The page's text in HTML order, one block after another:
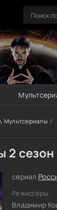
Мультсериалы
2 сезон
сериал
Режиссёры:
Владимир